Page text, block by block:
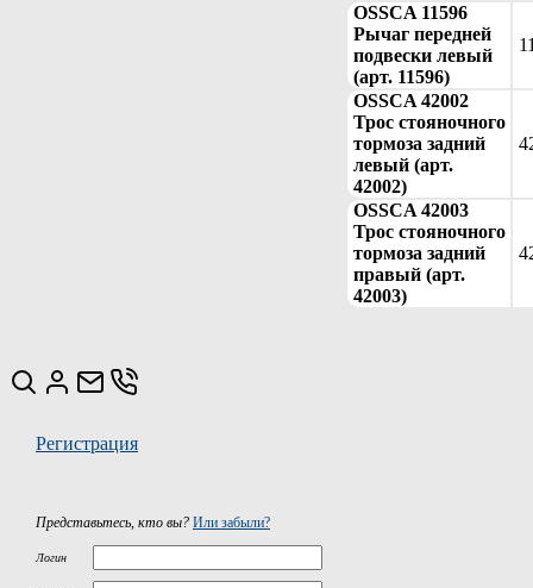
OSSCA 11596
Рычаг передней
подвески левый
(арт. 11596)
OSSCA 42002
Трос стояночного
тормоза задний
левый (арт.
42002)
OSSCA 42003
Трос стояночного
тормоза задний
правый (арт.
42003)
Регистрация
Представьтесь, кто вы? Или забыли?
Логин